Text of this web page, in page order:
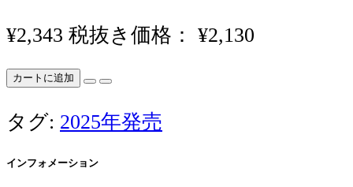
¥2,343 税抜き価格： ¥2,130
カートに追加
タグ: 2025年発売
インフォメーション